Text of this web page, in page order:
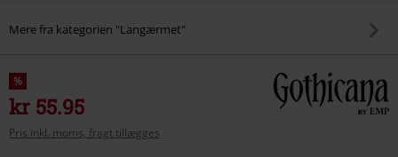
Mere fra kategorien "Langærmet"
%
kr 55.95
Pris inkl. moms, fragt tillægges